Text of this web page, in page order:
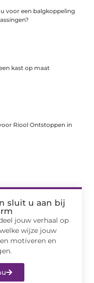
voor een balgkoppeling
kast op maat
Riool Ontstoppen in
sluit u aan bij
jouw verhaal op
wijze jouw
motiveren en